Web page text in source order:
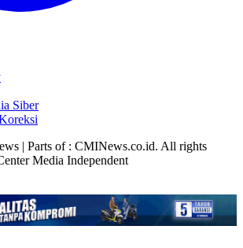
Siber
| Parts of : CMINews.co.id. All rights
Media Independent